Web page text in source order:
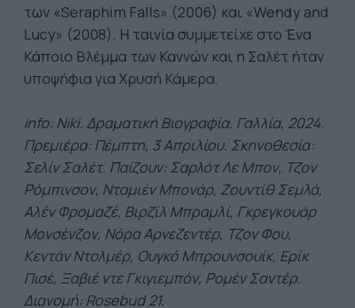
των «Seraphim Falls» (2006) και «Wendy and
Lucy» (2008). Η ταινία συμμετείχε στο Ένα
Κάποιο Βλέμμα των Καννών και η Σαλέτ ήταν
υποψήφια για Χρυσή Κάμερα.
info: Niki. Δραματική Βιογραφία. Γαλλία, 2024.
Πρεμιέρα: Πέμπτη, 3 Απριλίου. Σκηνοθεσία:
Σελίν Σαλέτ. Παίζουν: Σαρλότ Λε Μπον, Τζον
Ρόμπινσον, Νταμιέν Μπονάρ, Ζουντίθ Σεμλά,
Αλέν Φρομαζέ, Βιρζίλ Μπραμλί, Γκρεγκουάρ
Μονσένζον, Νόρα Αρνεζεντέρ, Τζον Φου,
Κεντάν Ντολμέρ, Ουγκό Μπρουνσουίκ, Ερίκ
Πισέ, Ξαβιέ ντε Γκιγιεμπόν, Ρομέν Σαντέρ.
Διανομή: Rosebud 21.